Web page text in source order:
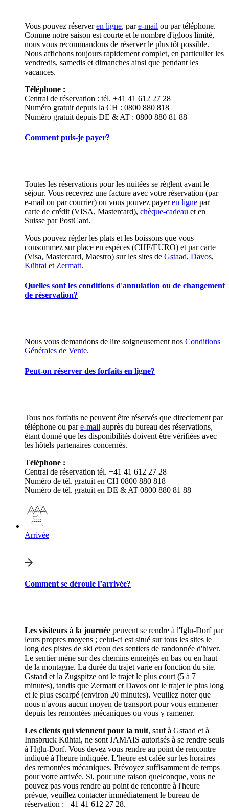
Vous pouvez réserveren ligne, pare-mail ou par téléphone.
Comme notre saison est courte et le nombre d'igloos limité,
nous vous recommandons de réserver le plus tôt possible.
Nous affichons toujours rapidement complet, en particulier les
vendredis, samedis et dimanches ainsi que pendant les
vacances.
Téléphone :
Central de réservation : tél. +41 41 612 27 28
Numéro gratuit depuis la CH : 0800 880 818
Numéro gratuit depuis DE & AT : 0800 880 81 88
Comment puis-je payer?
Toutes les réservations pour les nuitées se règlent avant le
séjour. Vous recevrez une facture avec votre réservation (par
e-mail ou par courrier) ou vous pouvez payeren ligne par
carte de crédit (VISA, Mastercard), chèque-cadeau et en
Suisse par PostCard.
Vous pouvez régler les plats et les boissons que vous
consommez sur place en espèces (CHF/EURO) et par carte
(Visa, Mastercard, Maestro) sur les sites de Gstaad, Davos,
Kühtai et Zermatt.
Quelles sont les conditions d'annulation ou de changement
de réservation?
Nous vous demandons de lire soigneusement nos Conditions
Générales de Vente.
Peut-on réserver des forfaits en ligne?
Tous nos forfaits ne peuvent être réservés que directement par
téléphone ou pare-mail auprès du bureau des réservations,
étant donné que les disponibilités doivent être vérifiées avec
les hôtels partenaires concernés.
Téléphone :
Central de réservation tél. +41 41 612 27 28
Numéro de tél. gratuit en CH 0800 880 818
Numéro de tél. gratuit en DE & AT 0800 880 81 88
Arrivée
Comment se déroule l’arrivée?
Les visiteurs à la journée peuvent se rendre à l'Iglu-Dorf par
leurs propres moyens ; celui-ci est situé sur tous les sites le
long des pistes de ski et/ou des sentiers de randonnée d'hiver.
Le sentier mène sur des chemins enneigés en bas ou en haut
de la montagne. La durée du trajet varie en fonction du site.
Gstaad et la Zugspitze ont le trajet le plus court (5 à 7
minutes), tandis que Zermatt et Davos ont le trajet le plus long
et le plus escarpé (environ 20 minutes). Veuillez noter que
nous n'avons aucun moyen de transport pour vous emmener
depuis les remontées mécaniques ou vous y ramener.
Les clients qui viennent pour la nuit, sauf à Gstaad et à
Innsbruck Kühtai, ne sont JAMAIS autorisés à se rendre seuls
à l'Iglu-Dorf. Vous devez vous rendre au point de rencontre
indiqué à l'heure indiquée. L'heure est calée sur les horaires
des remontées mécaniques. Prévoyez suffisamment de temps
pour votre arrivée. Si, pour une raison quelconque, vous ne
pouvez pas vous rendre au point de rencontre à l'heure
prévue, veuillez contacter immédiatement le bureau de
réservation : +41 41 612 27 28.